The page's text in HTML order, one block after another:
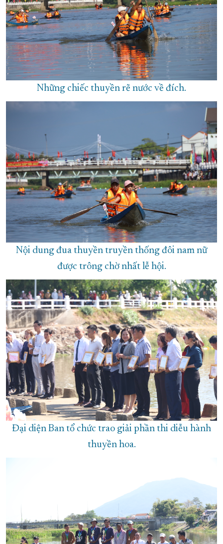
Những chiếc thuyền rẽ nước về đích.
Nội dung đua thuyền truyền thống đôi nam nữ
được trông chờ nhất lễ hội.
Đại diện Ban tổ chức trao giải phần thi diễu hành
thuyền hoa.